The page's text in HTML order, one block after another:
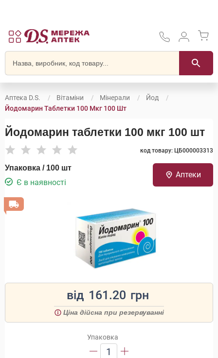
Аптека D.S. Вітаміни Мінерали
Йод
Йодомарин Таблетки 100 Мкг 100 Шт
Йодомарин таблетки 100 мкг 100 шт
код товару: ЦБ000003313
Упаковка / 100 шт
Є в наявності
Аптеки
від 161.20 грн
Ціна дійсна при резервуванні
Упаковка
1